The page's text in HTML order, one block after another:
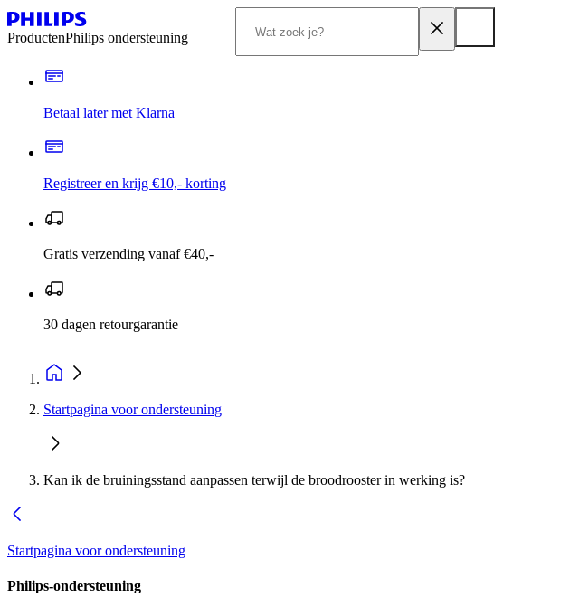
ProductenPhilips ondersteuning
Betaal later met Klarna
Registreer en krijg €10,- korting
Gratis verzending vanaf €40,-
30 dagen retourgarantie
Startpagina voor ondersteuning
Kan ik de bruiningsstand aanpassen terwijl de broodrooster in werking is?
Startpagina voor ondersteuning
Philips-ondersteuning